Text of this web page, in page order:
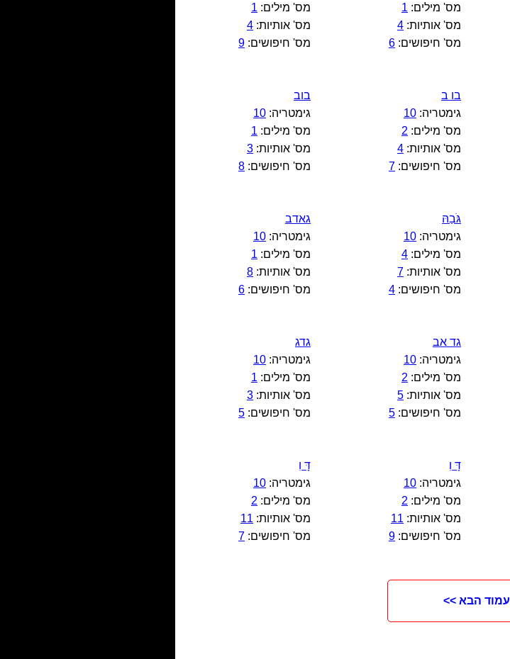
מס' מילים: 1
מס' אותיות: 4
מס' חיפושים: 6
מס' מילים: 1
מס' אותיות: 4
מס' חיפושים: 9
בו ב
גימטריה: 10
מס' מילים: 2
מס' אותיות: 4
מס' חיפושים: 7
בוב
גימטריה: 10
מס' מילים: 1
מס' אותיות: 3
מס' חיפושים: 8
גֹּבַהּ
גימטריה: 10
מס' מילים: 4
מס' אותיות: 7
מס' חיפושים: 4
גאדב
גימטריה: 10
מס' מילים: 1
מס' אותיות: 8
מס' חיפושים: 6
גד אב
גימטריה: 10
מס' מילים: 2
מס' אותיות: 5
מס' חיפושים: 5
גדג
גימטריה: 10
מס' מילים: 1
מס' אותיות: 3
מס' חיפושים: 5
דָּ וִ
גימטריה: 10
מס' מילים: 2
מס' אותיות: 11
מס' חיפושים: 9
דָּ וִ
גימטריה: 10
מס' מילים: 2
מס' אותיות: 11
מס' חיפושים: 7
עמוד הבא >>